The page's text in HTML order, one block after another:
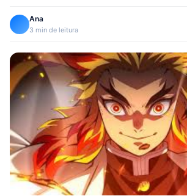
Ana
3 min de leitura